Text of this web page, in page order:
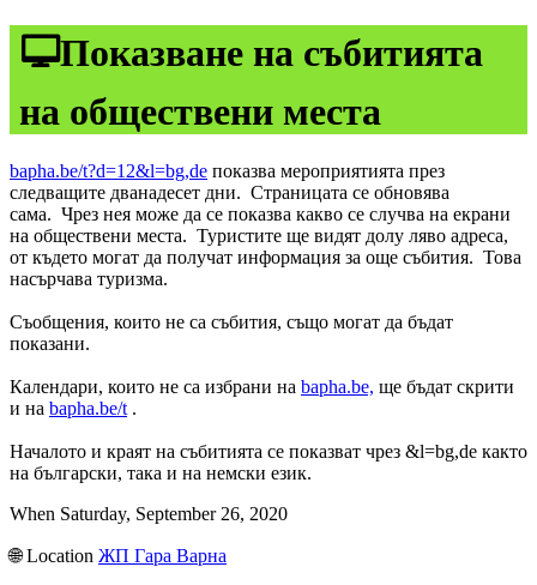
🖵Показване на събитията
на обществени места
bapha.be/t?d=12&l=bg,de показва мероприятията през
следващите дванадесет дни. Страницата се обновява
сама. Чрез нея може да се показва какво се случва на екрани
на обществени места. Туристите ще видят долу ляво адреса,
от където могат да получат информация за още събития. Това
насърчава туризма.
Съобщения, които не са събития, също могат да бъдат
показани.
Календари, които не са избрани на bapha.be, ще бъдат скрити
и на bapha.be/t .
Началото и краят на събитията се показват чрез &l=bg,de както
на български, така и на немски език.
When Saturday, September 26, 2020
🌐︎ Location ЖП Гара Варна